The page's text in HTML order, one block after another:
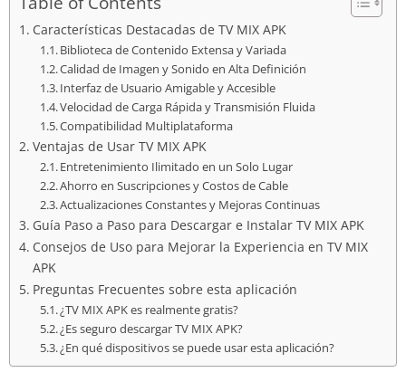
Características Destacadas de TV MIX APK
Biblioteca de Contenido Extensa y Variada
Calidad de Imagen y Sonido en Alta Definición
Interfaz de Usuario Amigable y Accesible
Velocidad de Carga Rápida y Transmisión Fluida
Compatibilidad Multiplataforma
Ventajas de Usar TV MIX APK
Entretenimiento Ilimitado en un Solo Lugar
Ahorro en Suscripciones y Costos de Cable
Actualizaciones Constantes y Mejoras Continuas
Guía Paso a Paso para Descargar e Instalar TV MIX APK
Consejos de Uso para Mejorar la Experiencia en TV MIX
APK
Preguntas Frecuentes sobre esta aplicación
¿TV MIX APK es realmente gratis?
¿Es seguro descargar TV MIX APK?
¿En qué dispositivos se puede usar esta aplicación?